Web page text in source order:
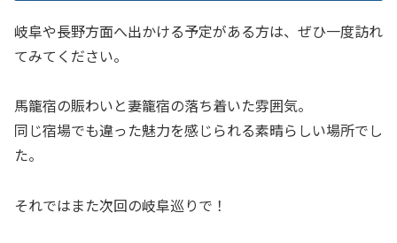
岐阜や長野方面へ出かける予定がある方は、ぜひ一度訪れ
てみてください。
馬籠宿の賑わいと妻籠宿の落ち着いた雰囲気。
同じ宿場でも違った魅力を感じられる素晴らしい場所でし
た。
それではまた次回の岐阜巡りで！